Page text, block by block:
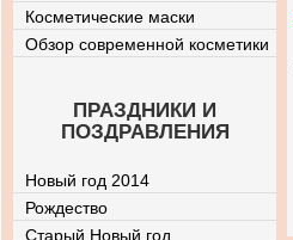
Косметические маски
Обзор современной косметики
ПРАЗДНИКИ И
ПОЗДРАВЛЕНИЯ
Новый год 2014
Рождество
Старый Новый год